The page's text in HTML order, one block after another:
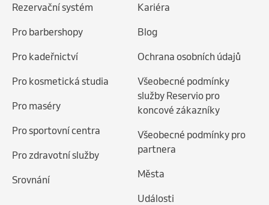
Rezervační systém
Pro barbershopy
Pro kadeřnictví
Pro kosmetická studia
Pro maséry
Pro sportovní centra
Pro zdravotní služby
Srovnání
Kariéra
Blog
Ochrana osobních údajů
Všeobecné podmínky
služby Reservio pro
koncové zákazníky
Všeobecné podmínky pro
partnera
Města
Události